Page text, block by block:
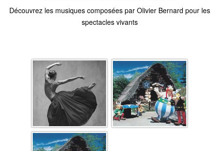
Découvrez les musiques composées par Olivier Bernard pour les
spectacles vivants